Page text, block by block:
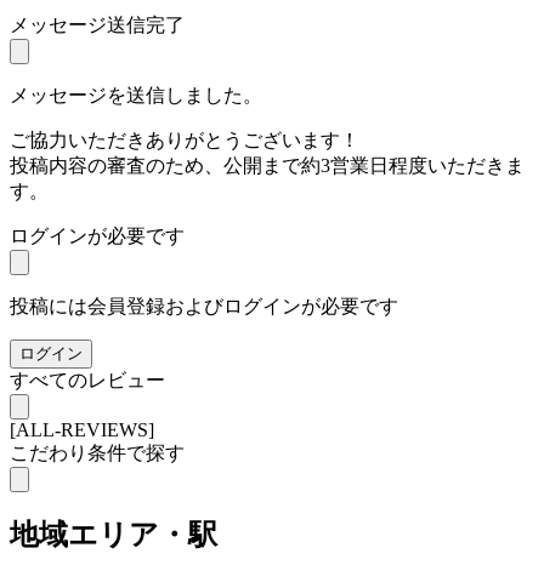
メッセージ送信完了
メッセージを送信しました。
ご協力いただきありがとうございます！
投稿内容の審査のため、公開まで約3営業日程度いただきま
す。
ログインが必要です
投稿には会員登録およびログインが必要です
ログイン
すべてのレビュー
[ALL-REVIEWS]
こだわり条件で探す
地域エリア・駅